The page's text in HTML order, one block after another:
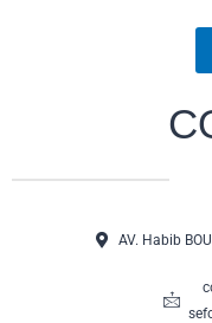
AV. Habib